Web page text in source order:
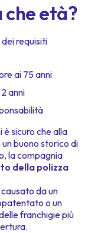
che età?
requisiti
ai 75 anni
anni
sicuro che alla
buono storico di
la compagnia
della polizza
da un
o un
franchigie più